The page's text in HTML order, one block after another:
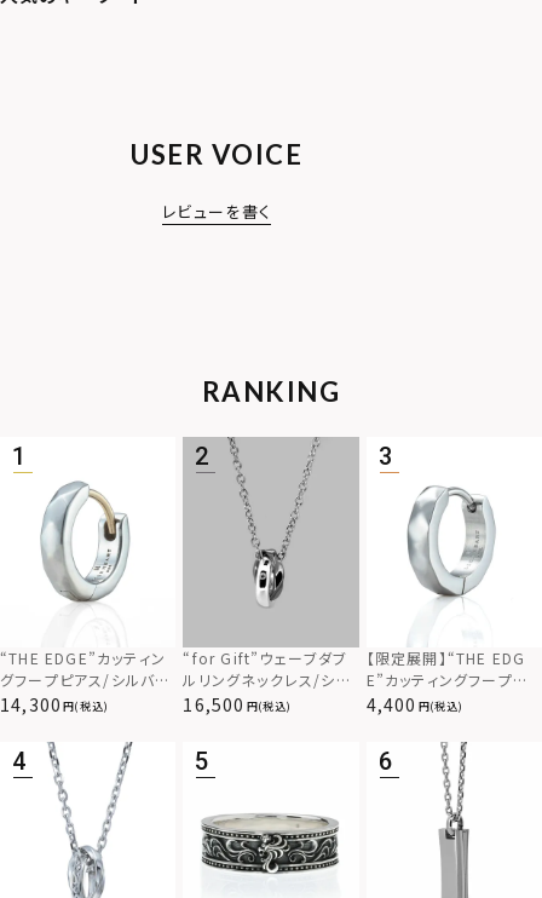
USER VOICE
レビューを書く
RANKING
“THE EDGE”カッティン
グフープピアス/シルバー
925
14,300 (税込)
“for Gift”ウェーブダブ
ルリングネックレス/シル
バー×ブラック/シルバー
16,500 (税込)
【限定展開】“THE EDG
E”カッティングフープピ
アス/サージカルステンレ
4,400 (税込)